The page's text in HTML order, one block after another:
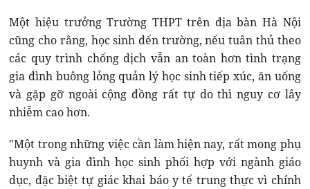
Một hiệu trưởng Trường THPT trên địa bàn Hà Nội
cũng cho rằng, học sinh đến trường, nếu tuân thủ theo
các quy trình chống dịch vẫn an toàn hơn tình trạng
gia đình buông lỏng quản lý học sinh tiếp xúc, ăn uống
và gặp gỡ ngoài cộng đồng rất tự do thì nguy cơ lây
nhiễm cao hơn.
"Một trong những việc cần làm hiện nay, rất mong phụ
huynh và gia đình học sinh phối hợp với ngành giáo
dục, đặc biệt tự giác khai báo y tế trung thực vì chính